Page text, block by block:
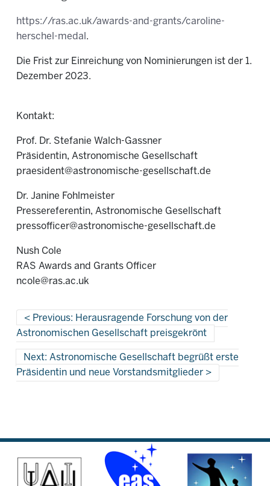
https://ras.ac.uk/awards-and-grants/caroline-
herschel-medal .
Die Frist zur Einreichung von Nominierungen ist der 1.
Dezember 2023.
Kontakt:
Prof. Dr. Stefanie Walch-Gassner
Präsidentin, Astronomische Gesellschaft
praesident@astronomische-gesellschaft.de
Dr. Janine Fohlmeister
Pressereferentin, Astronomische Gesellschaft
pressofficer@astronomische-gesellschaft.de
Nush Cole
RAS Awards and Grants Officer
ncole@ras.ac.uk
Previous: Herausragende Forschung von der
Astronomischen Gesellschaft preisgekrönt
Next: Astronomische Gesellschaft begrüßt erste
Präsidentin und neue Vorstandsmitglieder